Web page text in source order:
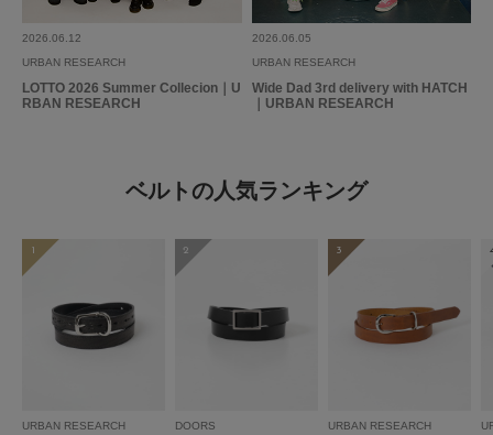
2026.06.12
URBAN RESEARCH
LOTTO 2026 Summer Collecion｜U
RBAN RESEARCH
2026.06.05
URBAN RESEARCH
Wide Dad 3rd delivery with HATCH
｜URBAN RESEARCH
ベルトの人気ランキング
1
URBAN RESEARCH
2
DOORS
3
URBAN RESEARCH